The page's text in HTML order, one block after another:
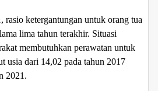
rasio ketergantungan untuk orang tua
lima tahun terakhir. Situasi
membutuhkan perawatan untuk
usia dari 14,02 pada tahun 2017
2021.